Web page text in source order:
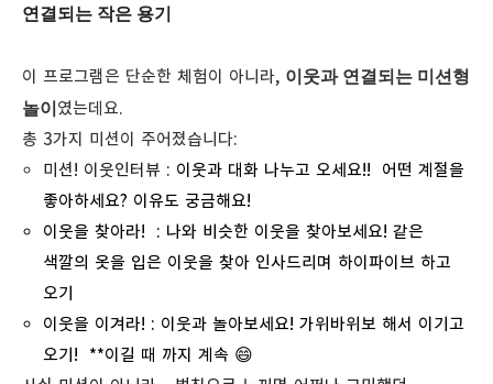
연결되는 작은 용기
이 프로그램은 단순한 체험이 아니라, 이웃과 연결되는 미션형
놀이였는데요.
총 3가지 미션이 주어졌습니다:
미션! 이웃인터뷰 : 이웃과 대화 나누고 오세요!!
어떤 계절을
좋아하세요? 이유도 궁금해요!
이웃을 찾아라! : 나와 비슷한 이웃을 찾아보세요! 같은
색깔의 옷을 입은 이웃을 찾아 인사드리며 하이파이브 하고
오기
이웃을 이겨라! : 이웃과 놀아보세요! 가위바위보 해서 이기고
오기! **이길 때 까지 계속 😄